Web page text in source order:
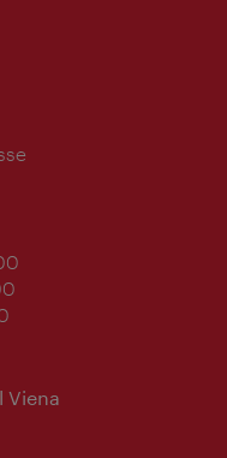
Viena